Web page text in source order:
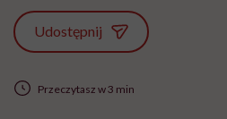
Udostępnij
Przeczytasz w 3 min